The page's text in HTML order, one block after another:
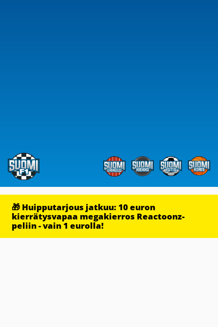
🎁 Huipputarjous jatkuu: 10 euron
kierrätysvapaa megakierros Reactoonz-
peliin - vain 1 eurolla!